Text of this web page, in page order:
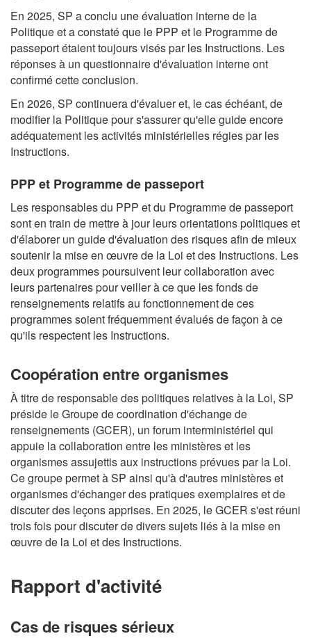
En 2025, SP a conclu une évaluation interne de la
Politique et a constaté que le PPP et le Programme de
passeport étaient toujours visés par les Instructions. Les
réponses à un questionnaire d'évaluation interne ont
confirmé cette conclusion.
En 2026, SP continuera d'évaluer et, le cas échéant, de
modifier la Politique pour s'assurer qu'elle guide encore
adéquatement les activités ministérielles régies par les
Instructions.
PPP et Programme de passeport
Les responsables du PPP et du Programme de passeport
sont en train de mettre à jour leurs orientations politiques et
d'élaborer un guide d'évaluation des risques afin de mieux
soutenir la mise en œuvre de la Loi et des Instructions. Les
deux programmes poursuivent leur collaboration avec
leurs partenaires pour veiller à ce que les fonds de
renseignements relatifs au fonctionnement de ces
programmes soient fréquemment évalués de façon à ce
qu'ils respectent les Instructions.
Coopération entre organismes
À titre de responsable des politiques relatives à la Loi, SP
préside le Groupe de coordination d'échange de
renseignements (GCER), un forum interministériel qui
appuie la collaboration entre les ministères et les
organismes assujettis aux instructions prévues par la Loi.
Ce groupe permet à SP ainsi qu'à d'autres ministères et
organismes d'échanger des pratiques exemplaires et de
discuter des leçons apprises. En 2025, le GCER s'est réuni
trois fois pour discuter de divers sujets liés à la mise en
œuvre de la Loi et des Instructions.
Rapport d'activité
Cas de risques sérieux